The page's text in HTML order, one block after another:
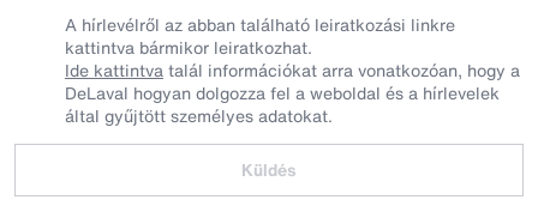
A hírlevélről az abban található leiratkozási linkre
kattintva bármikor leiratkozhat.
Ide kattintvatalál információkat arra vonatkozóan, hogy a
DeLaval hogyan dolgozza fel a weboldal és a hírlevelek
által gyűjtött személyes adatokat.
Küldés